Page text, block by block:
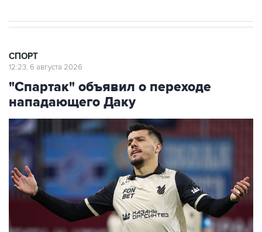
СПОРТ
12:23, 6 августа 2026
"Спартак" объявил о переходе
нападающего Даку